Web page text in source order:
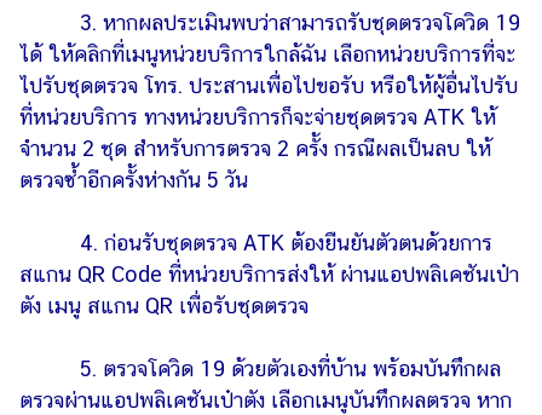
3. หากผลประเมินพบว่าสามารถรับชุดตรวจโควิด 19
ได้ ให้คลิกที่เมนูหน่วยบริการใกล้ฉัน เลือกหน่วยบริการที่จะ
ไปรับชุดตรวจ โทร. ประสานเพื่อไปขอรับ หรือให้ผู้อื่นไปรับ
ที่หน่วยบริการ ทางหน่วยบริการก็จะจ่ายชุดตรวจ ATK ให้
จำนวน 2 ชุด สำหรับการตรวจ 2 ครั้ง กรณีผลเป็นลบ ให้
ตรวจซ้ำอีกครั้งห่างกัน 5 วัน
4. ก่อนรับชุดตรวจ ATK ต้องยืนยันตัวตนด้วยการ
สแกน QR Code ที่หน่วยบริการส่งให้ ผ่านแอปพลิเคชันเป๋า
ตัง เมนู สแกน QR เพื่อรับชุดตรวจ
5. ตรวจโควิด 19 ด้วยตัวเองที่บ้าน พร้อมบันทึกผล
ตรวจผ่านแอปพลิเคชันเป๋าตัง เลือกเมนูบันทึกผลตรวจ หาก